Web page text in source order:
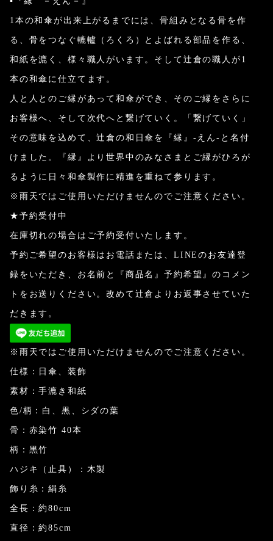
1本の和傘が出来上がるまでには、骨組みとなる骨を作
る、骨をつなぐ轆轤（ろくろ）とよばれる部品を作る、
和紙を漉く、様々職人がいます。そして辻倉の職人が1
本の和傘に仕立てます。
人と人とのご縁があって和傘ができ、そのご縁をさらに
お客様へ、そして次代へと繋げていく。「繋げていく」
その意味を込めて、辻倉の和日傘を『縁』-えん-と名付
けました。『縁』より世界中のみなさまとご縁がひろが
るように日々和傘製作に精進を重ねて参ります。
※雨天ではご使用いただけませんのでご注意ください。
★予約受付中
在庫切れの場合はご予約受付いたします。
予約ご希望のお客様はお電話または、LINEのお友達登
録をいただき、お名前と『商品名』予約希望』のコメン
トをお送りください。改めて辻倉よりお返事させていた
だきます。
※雨天ではご使用いただけませんのでご注意ください。
仕様：日傘、装飾
素材：手漉き和紙
色/柄：白、黒、シダの葉
骨：赤染竹 40本
柄：黒竹
ハジキ（止具）：木製
飾り糸：絹糸
全長：約80cm
直径：約85cm